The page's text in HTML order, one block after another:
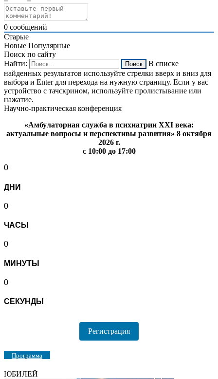
0 сообщений
Старые
Новые Популярные
Поиск по сайту
Найти:
В списке
найденных результатов используйте стрелки вверх и вниз для
выбора и Enter для перехода на нужную страницу. Если у вас
устройство с тачскрином, используйте пролистывание или
нажатие.
Научно-практическая конференция
«Амбулаторная служба в психиатрии XXI века:
актуальные вопросы и перспективы развития» 8 октября
2026 г.
с 10:00 до 17:00
0
ДНИ
0
ЧАСЫ
0
МИНУТЫ
0
СЕКУНДЫ
Регистрация
Программа
ЮБИЛЕЙ